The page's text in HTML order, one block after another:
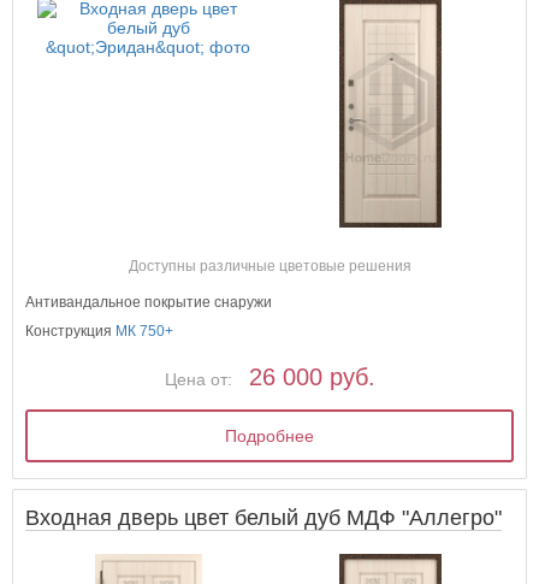
Доступны различные цветовые решения
Антивандальное покрытие снаружи
Конструкция МК 750+
Цена от: 26 000 руб.
Подробнее
Входная дверь цвет белый дуб МДФ "Аллегро"